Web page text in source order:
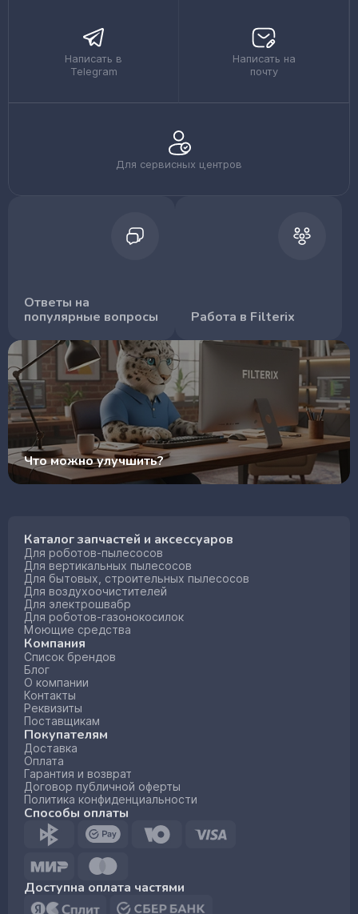
Написать в
Telegram
Написать на
почту
Для сервисных центров
Ответы на
популярные вопросы
Работа в Filterix
Что можно улучшить?
Каталог запчастей и аксессуаров
Для роботов-пылесосов
Для вертикальных пылесосов
Для бытовых, строительных пылесосов
Для воздухоочистителей
Для электрошвабр
Для роботов-газонокосилок
Моющие средства
Компания
Список брендов
Блог
О компании
Контакты
Реквизиты
Поставщикам
Покупателям
Доставка
Оплата
Гарантия и возврат
Договор публичной оферты
Политика конфиденциальности
Способы оплаты
Доступна оплата частями